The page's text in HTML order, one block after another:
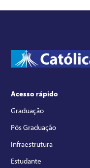
Acesso rápido
Graduação
Pós Graduação
Infraestrutura
Estudante